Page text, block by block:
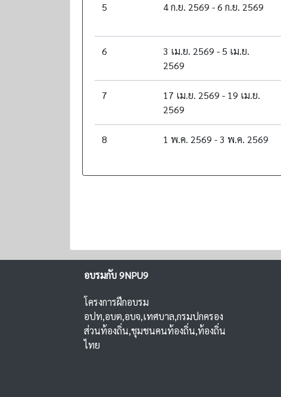
5 4 ก.ย. 2569 - 6 ก.ย. 2569
6
3 เม.ย. 2569 - 5 เม.ย.
2569
7
17 เม.ย. 2569 - 19 เม.ย.
2569
8 1 พ.ค. 2569 - 3 พ.ค. 2569
อบรมกับ 9NPU9
โครงการฝึกอบรม
อปท,อบต,อบจ,เทศบาล,กรมปกครอง
ส่วนท้องถิ่น,ชุมชนคนท้องถิ่น,ท้องถิ่น
ไทย